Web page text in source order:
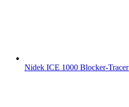
Nidek ICE 1000 Blocker-Tracer